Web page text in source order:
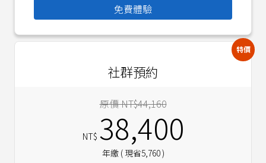
免費體驗
特價
社群預約
原價 NT$44,160
NT$ 38,400
年繳 ( 現省5,760 )